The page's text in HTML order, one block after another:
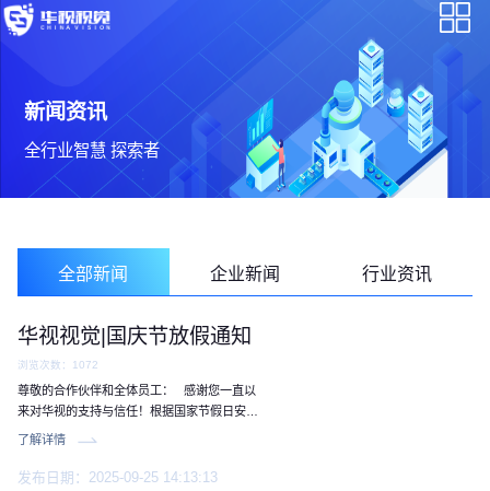
新闻资讯
全行业智慧 探索者
全部新闻 企业新闻 行业资讯
华视视觉|国庆节放假通知
浏览次数：1072
尊敬的合作伙伴和全体员工： 感谢您一直以
来对华视的支持与信任！根据国家节假日安
排，结合我司实际情况，现将国庆节、中秋节
年10月1日（星期三）至2025年10月8日（星
了解详情
发布日期：2025-09-25 14:13:13